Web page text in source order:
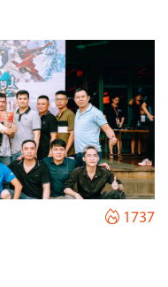
1737